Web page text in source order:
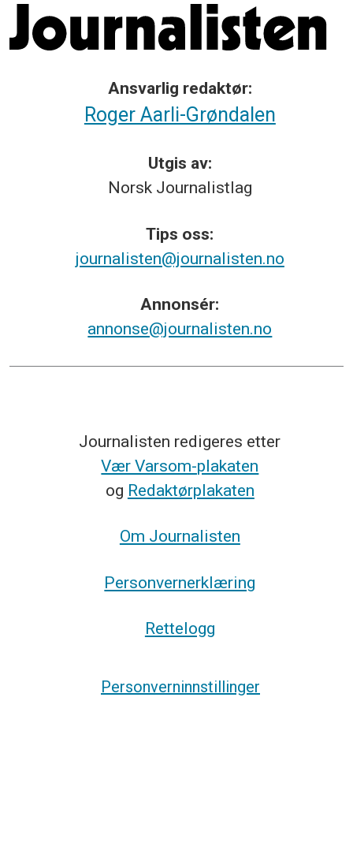
Ansvarlig redaktør:
Roger Aarli-Grøndalen
Utgis av:
Norsk Journalistlag
Tips oss:
journalisten@journalisten.no
Annonsér:
annonse@journalisten.no
Journalisten redigeres etter
Vær Varsom-plakaten
og Redaktørplakaten
Om Journalisten
Personvernerklæring
Rettelogg
Personverninnstillinger